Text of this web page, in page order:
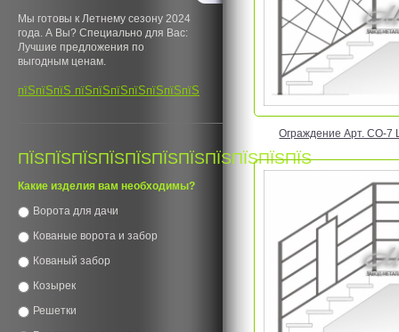
Мы готовы к Летнему сезону 2024
года. А Вы? Специально для Вас:
Лучшие предложения по
выгодным ценам.
пїЅпїЅпїЅ пїЅпїЅпїЅпїЅпїЅпїЅпїЅ
ПЇЅПЇЅПЇЅПЇЅПЇЅПЇЅПЇЅПЇЅПЇЅПЇЅПЇЅ
Какие изделия вам необходимы?
Ворота для дачи
Кованые ворота и забор
Кованый забор
Козырек
Решетки
Ограждение Арт. CO-7